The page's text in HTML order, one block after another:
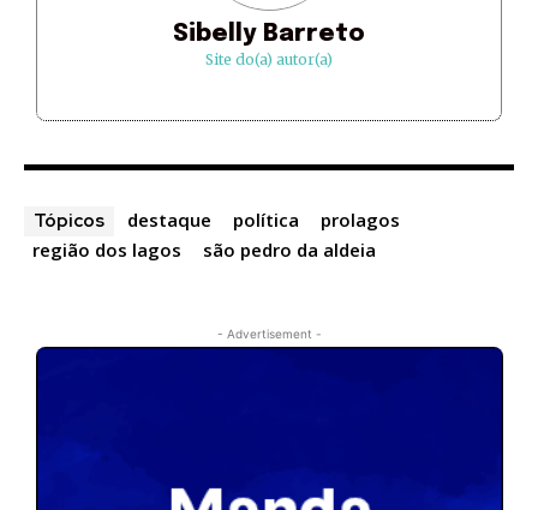
Sibelly Barreto
Site do(a) autor(a)
Tópicos destaque política
prolagos
região dos lagos
são pedro da aldeia
- Advertisement -